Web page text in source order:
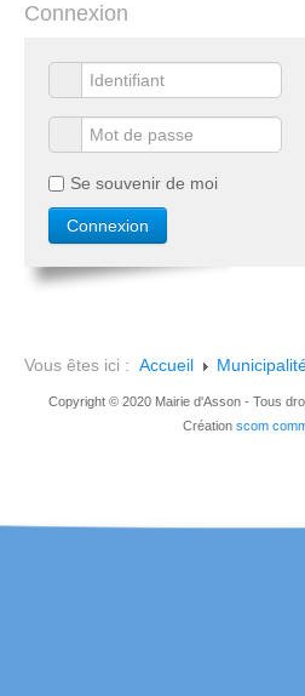
Connexion
Se souvenir de moi
Vous êtes ici : Accueil
Copyright © 2020 Mairie d'Asson - Tous
Création scom